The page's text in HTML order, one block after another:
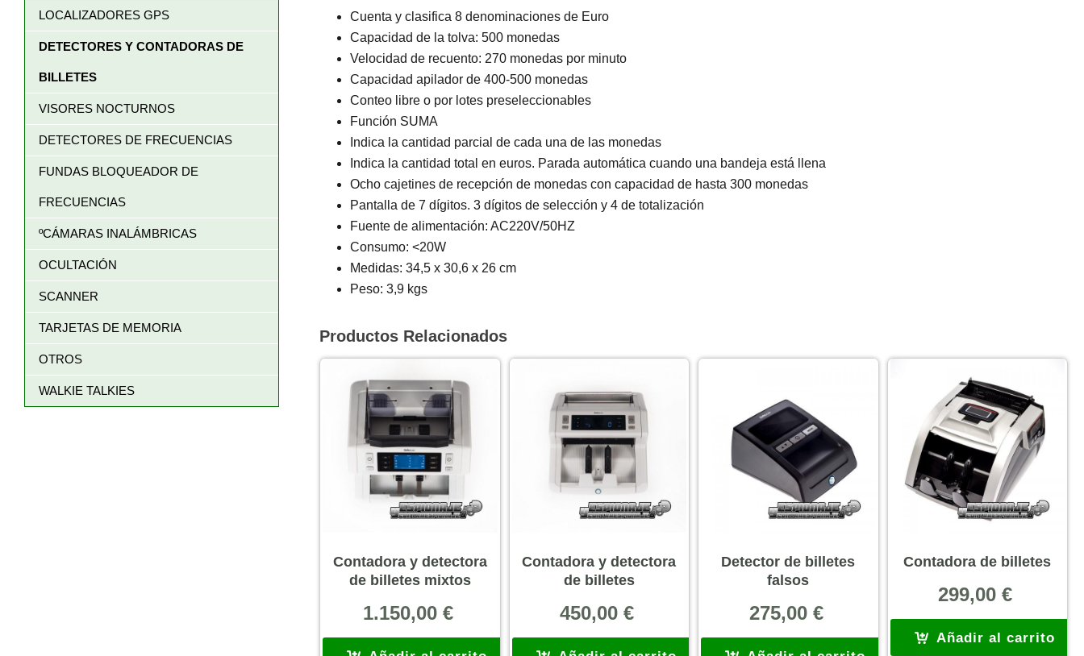
Cuenta y clasifica 8 denominaciones de Euro
Capacidad de la tolva: 500 monedas
Velocidad de recuento: 270 monedas por minuto
Capacidad apilador de 400-500 monedas
Conteo libre o por lotes preseleccionables
Función SUMA
Indica la cantidad parcial de cada una de las monedas
Indica la cantidad total en euros. Parada automática cuando una bandeja está llena
Ocho cajetines de recepción de monedas con capacidad de hasta 300 monedas
Pantalla de 7 dígitos. 3 dígitos de selección y 4 de totalización
Fuente de alimentación: AC220V/50HZ
Consumo: <20W
Medidas: 34,5 x 30,6 x 26 cm
Peso: 3,9 kgs
Productos Relacionados
Contadora y detectora
de billetes mixtos
1.150,00€
Contadora y detectora
de billetes
450,00€
Detector de billetes
falsos
275,00 €
Contadora de billetes
299,00€
Añadir al carrito
LOCALIZADORES GPS
DETECTORES Y CONTADORAS DE
BILLETES
VISORES NOCTURNOS
DETECTORES DE FRECUENCIAS
FUNDAS BLOQUEADOR DE
FRECUENCIAS
ºCÁMARAS INALÁMBRICAS
OCULTACIÓN
SCANNER
TARJETAS DE MEMORIA
OTROS
WALKIE TALKIES